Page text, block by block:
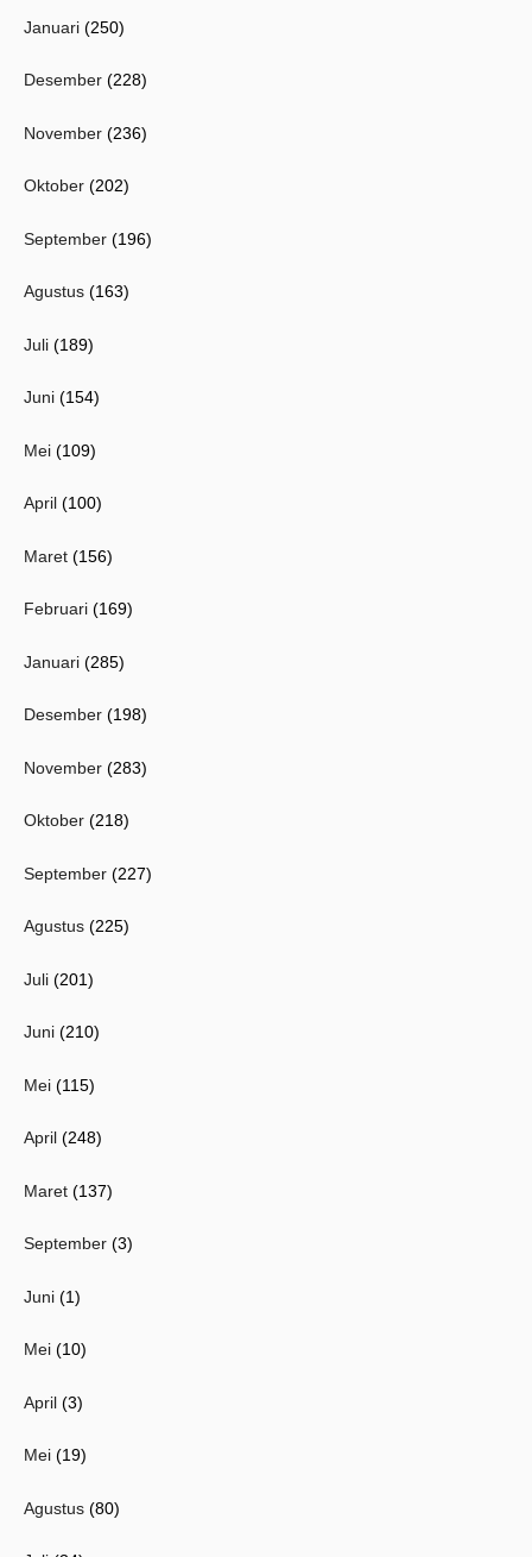
Januari (250)
Desember (228)
November (236)
Oktober (202)
September (196)
Agustus (163)
Juli (189)
Juni (154)
Mei (109)
April (100)
Maret (156)
Februari (169)
Januari (285)
Desember (198)
November (283)
Oktober (218)
September (227)
Agustus (225)
Juli (201)
Juni (210)
Mei (115)
April (248)
Maret (137)
September (3)
Juni (1)
Mei (10)
April (3)
Mei (19)
Agustus (80)